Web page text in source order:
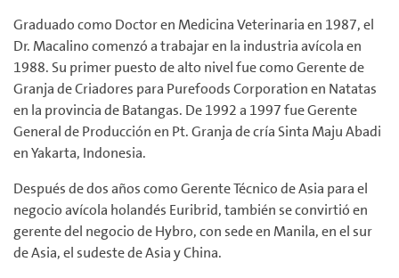
Graduado como Doctor en Medicina Veterinaria en 1987, el
Dr. Macalino comenzó a trabajar en la industria avícola en
1988. Su primer puesto de alto nivel fue como Gerente de
Granja de Criadores para Purefoods Corporation en Natatas
en la provincia de Batangas. De 1992 a 1997 fue Gerente
General de Producción en Pt. Granja de cría Sinta Maju Abadi
en Yakarta, Indonesia.
Después de dos años como Gerente Técnico de Asia para el
negocio avícola holandés Euribrid, también se convirtió en
gerente del negocio de Hybro, con sede en Manila, en el sur
de Asia, el sudeste de Asia y China.